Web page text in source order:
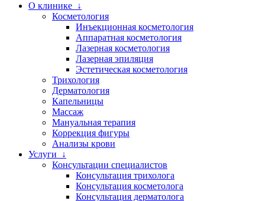
О клинике ↓
Косметология
Инъекционная косметология
Аппаратная косметология
Лазерная косметология
Лазерная эпиляция
Эстетическая косметология
Трихология
Дерматология
Капельницы
Массаж
Мануальная терапия
Коррекция фигуры
Анализы крови
Услуги ↓
Консультации специалистов
Консультация трихолога
Консультация косметолога
Консультация дерматолога